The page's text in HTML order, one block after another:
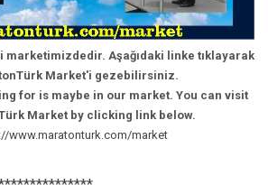
marketimizdedir. Aşağıdaki linke tıklayarak
Market'i gezebilirsiniz.
for is maybe in our market. You can visit
Market by clicking link below.
www.maratonturk.com/market